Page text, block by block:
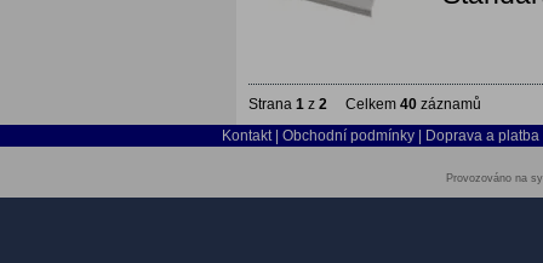
Strana 1 z 2 Celkem 40 záznamů
Kontakt
Obchodní podmínky Doprava a platba
Provozováno na